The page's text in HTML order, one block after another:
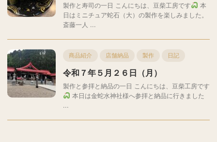
製作と寿司の一日 こんにちは、豆柴工房です
本
日はミニチュア蛇石（大）の製作を楽しみました。
斎藤一人 ...
商品紹介 店舗納品 製作 日記
令和７年５月２６日（月）
製作と参拝と納品の一日 こんにちは、豆柴工房です
本日は金蛇水神社様へ参拝と納品に行きました
...